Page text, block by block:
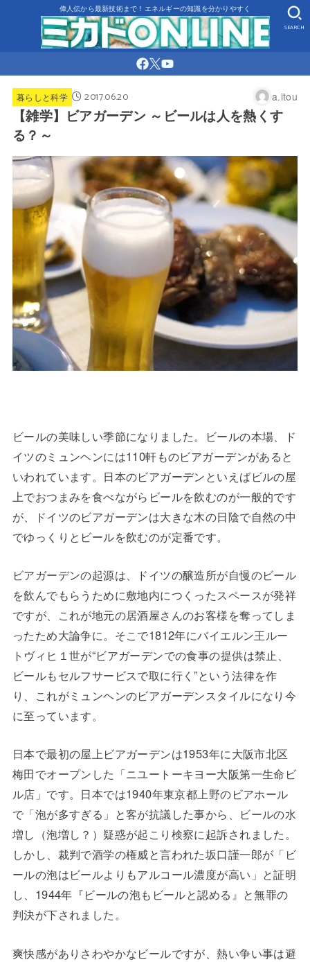
偉人伝から最新技術まで！エネルギーの知識を分かりやすく
SEARCH
暮らしと科学 2017.06.20 a.itou
【雑学】ビアガーデン ～ビールは人を熱くす
る？～
ビールの美味しい季節になりました。ビールの本場、ド
イツのミュンヘンには110軒ものビアガーデンがあると
いわれています。日本のビアガーデンといえばビルの屋
上でおつまみを食べながらビールを飲むのが一般的です
が、ドイツのビアガーデンは大きな木の日陰で自然の中
でゆっくりとビールを飲むのが定番です。
ビアガーデンの起源は、ドイツの醸造所が自慢のビール
を飲んでもらうために敷地内につくったスペースが発祥
ですが、これが地元の居酒屋さんのお客様を奪ってしま
ったため大論争に。そこで1812年にバイエルン王ルー
トヴィヒ１世が“ビアガーデンでの食事の提供は禁止、
ビールもセルフサービスで取に行く”という法律を作
り、これがミュンヘンのビアガーデンスタイルになり今
に至っています。
日本で最初の屋上ビアガーデンは1953年に大阪市北区
梅田でオープンした「ニユートーキヨー大阪第一生命ビ
ル店」です。日本では1940年東京都上野のビアホール
で「泡が多すぎる」と客が抗議した事から、ビールの水
増し（泡増し？）疑惑が起こり検察に起訴されました。
しかし、裁判で酒学の権威と言われた坂口謹一郎が「ビ
ールの泡はビールよりもアルコール濃度が高い」と証明
し、1944年『ビールの泡もビールと認める』と無罪の
判決が下されました。
爽快感がありさわやかなビールですが、熱い争い事は避